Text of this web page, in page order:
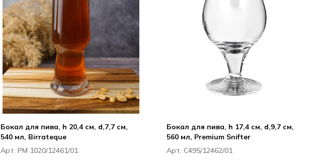
Бокал для пива, h 20,4 см, d,7,7 см,
540 мл, Birrateque
Арт. PM 1020/12461/01
Бокал для пива, h 17,4 см, d,9,7 см,
560 мл, Premium Snifter
Арт. C495/12462/01